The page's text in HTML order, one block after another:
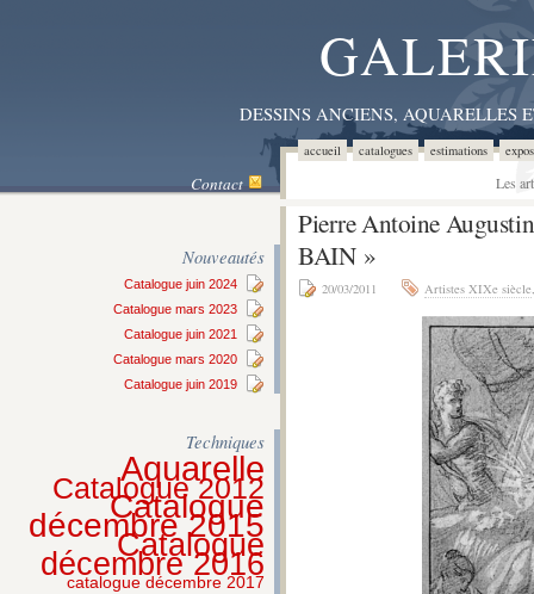
DESSINS ANCIENS,
accueil catalogues estimations
Contact Les
Nouveautés
Catalogue juin 2024
Catalogue mars 2023
Catalogue juin 2021
Catalogue mars 2020
Catalogue juin 2019
Techniques
Aquarelle
Catalogue 2012
Catalogue
décembre 2015
Catalogue
décembre 2016
catalogue décembre 2017
Pierre Antoine
BAIN »
20/03/2011 Artistes XIXe siècle